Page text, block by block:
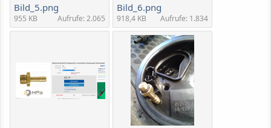
Bild_5.png
955 KB Aufrufe: 2.065
Bild_6.png
918,4 KB Aufrufe: 1.834